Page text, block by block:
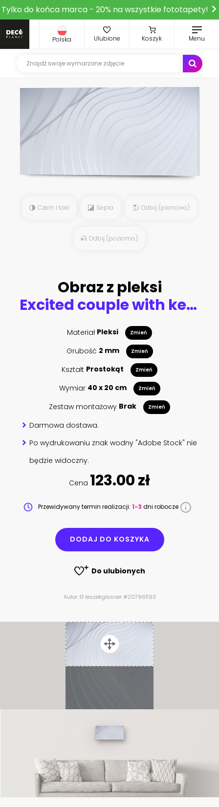
Tylko do końca marca - 20% na wszystkie fototapety!
Polska Ulubione Koszyk Menu
Czerń i biel Sepia Odbij (pionowo)
Odbij (poziomo)
Obraz z pleksi
Excited couple with keys to their new home hugging and looking at camera taking selfie
Materiał Pleksi Zmień
Grubość 2 mm Zmień
Kształt Prostokąt Zmień
Wymiar 40 x 20 cm Zmień
Zestaw montażowy Brak Zmień
Darmowa dostawa.
Po wydrukowaniu znak wodny "Adobe Stock" nie
będzie widoczny.
Cena 123.00 zł
Przewidywany termin realizacji: 1-3 dni robocze
DODAJ DO KOSZYKA
Do ulubionych
Autor: © leszekglasner #207961193